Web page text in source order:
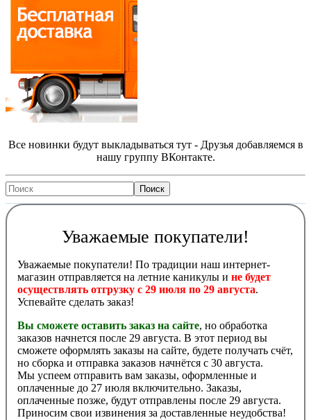
Все новинки будут выкладываться тут - Друзья добавляемся в
нашу группу ВКонтакте.
Уважаемые покупатели!
Уважаемые покупатели! По традиции наш интернет-
магазин отправляется на летние каникулы и не будет
осуществлять отгрузку с 29 июля по 29 августа.
Успевайте сделать заказ!
Вы сможете оставить заказ на сайте, но обработка
заказов начнется после 29 августа. В этот период вы
сможете оформлять заказы на сайте, будете получать счёт,
но сборка и отправка заказов начнётся с 30 августа.
Мы успеем отправить вам заказы, оформленные и
оплаченные до 27 июля включительно. Заказы,
оплаченные позже, будут отправлены после 29 августа.
Приносим свои извинения за доставленные неудобства!